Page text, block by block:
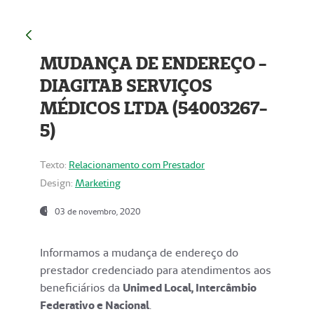
MUDANÇA DE ENDEREÇO -
DIAGITAB SERVIÇOS
MÉDICOS LTDA (54003267-
5)
Texto: Relacionamento com Prestador
Design: Marketing
03 de novembro, 2020
Informamos a mudança de endereço do
prestador credenciado para atendimentos aos
beneficiários da Unimed Local, Intercâmbio
Federativo e Nacional.